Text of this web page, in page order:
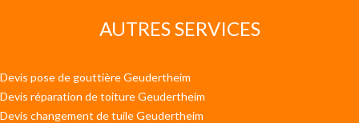
AUTRES SERVICES
Devis pose de gouttière Geudertheim
Devis réparation de toiture Geudertheim
Devis changement de tuile Geudertheim